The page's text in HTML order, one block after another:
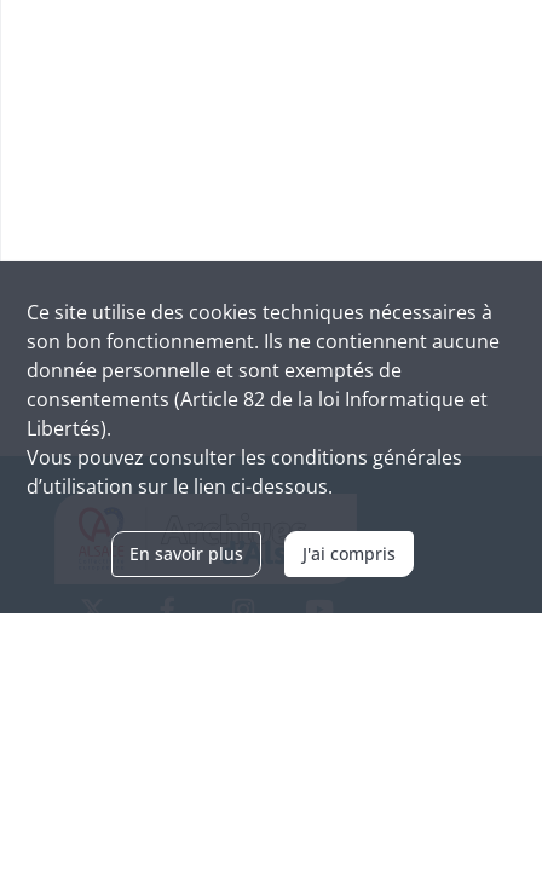
Ce site utilise des cookies techniques nécessaires à
son bon fonctionnement. Ils ne contiennent aucune
donnée personnelle et sont exemptés de
consentements (Article 82 de la loi Informatique et
Libertés).
Vous pouvez consulter les conditions générales
d’utilisation sur le lien ci-dessous.
En savoir plus J'ai compris